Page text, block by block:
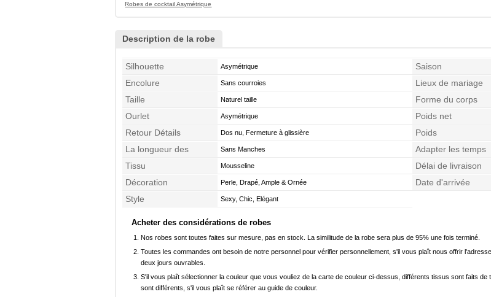
Robes de cocktail Asymétrique
Description de la robe
Silhouette Asymétrique Saison
Encolure Sans courroies Lieux de mariage
Taille Naturel taille Forme du corps
Ourlet Asymétrique Poids net
Retour Détails Dos nu, Fermeture à glissière Poids
La longueur des
manches
Sans Manches Adapter les temps
Tissu Mousseline Délai de livraison
Décoration Perle, Drapé, Ample & Ornée Date d'arrivée
Style Sexy, Chic, Elégant
Acheter des considérations de robes
Nos robes sont toutes faites sur mesure, pas en stock. La similitude de la robe sera plus de 95% une fois terminé.
Toutes les commandes ont besoin de notre personnel pour vérifier personnellement, s'il vous plaît nous offrir
deux jours ouvrables.
S'il vous plaît sélectionner la couleur que vous vouliez de la carte de couleur ci-dessus, différents tissus sont faits
sont différents, s'il vous plaît se référer au guide de couleur.